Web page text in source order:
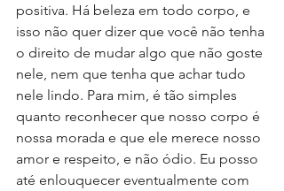
positiva. Há beleza em todo corpo, e
isso não quer dizer que você não tenha
o direito de mudar algo que não goste
nele, nem que tenha que achar tudo
nele lindo. Para mim, é tão simples
quanto reconhecer que nosso corpo é
nossa morada e que ele merece nosso
amor e respeito, e não ódio. Eu posso
até enlouquecer eventualmente com